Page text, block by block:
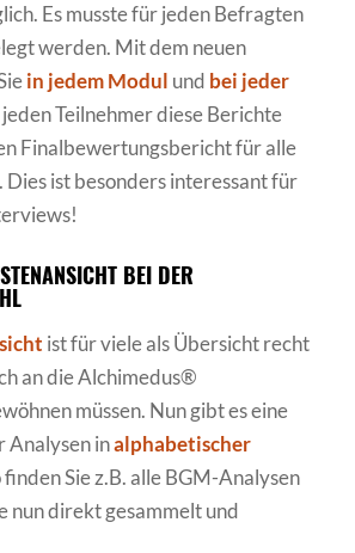
Es musste für jeden Befragten
werden. Mit dem neuen
in jedem Modul und bei jeder
Teilnehmer diese Berichte
Finalbewertungsbericht für alle
ist besonders interessant für
BEI DER
ist für viele als Übersicht recht
an die Alchimedus®
müssen. Nun gibt es eine
Analysen inalphabetischer
finden Sie z.B. alle BGM-Analysen
nun direkt gesammelt und